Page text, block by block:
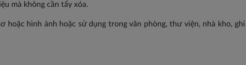
mà không cần tẩy xóa.
hoặc hình ảnh hoặc sử dụng trong văn phòng, thư viện, nhà kho,